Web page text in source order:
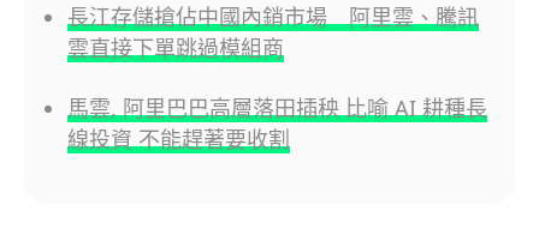
長江存儲搶佔中國內銷市場 阿里雲、騰訊
雲直接下單跳過模組商
馬雲, 阿里巴巴高層落田插秧 比喻 AI 耕種長
線投資 不能趕著要收割